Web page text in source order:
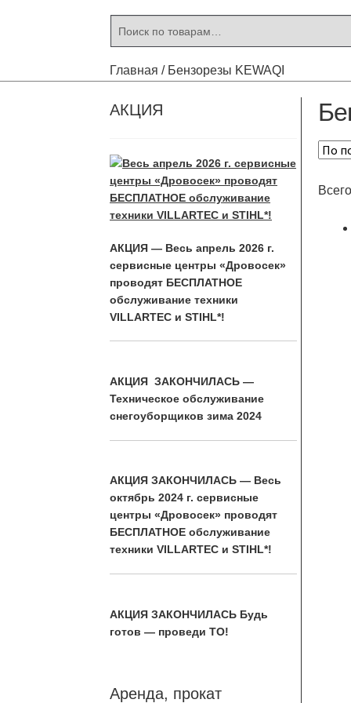
Главная / Бензорезы KEWAQI
АКЦИЯ
АКЦИЯ — Весь апрель 2026 г.
сервисные центры «Дровосек»
проводят БЕСПЛАТНОЕ
обслуживание техники
VILLARTEC и STIHL*!
АКЦИЯ ЗАКОНЧИЛАСЬ —
Техническое обслуживание
снегоуборщиков зима 2024
АКЦИЯ ЗАКОНЧИЛАСЬ — Весь
октябрь 2024 г. сервисные
центры «Дровосек» проводят
БЕСПЛАТНОЕ обслуживание
техники VILLARTEC и STIHL*!
АКЦИЯ ЗАКОНЧИЛАСЬ Будь
готов — проведи ТО!
Аренда, прокат